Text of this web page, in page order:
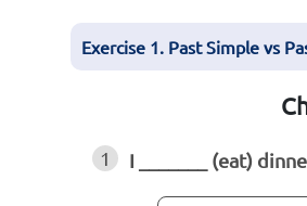
Exercise 1. Past Simple vs
1 I _______ (eat)